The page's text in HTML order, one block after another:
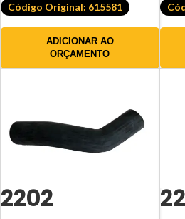
Código Original: 615581
ADICIONAR AO
ORÇAMENTO
2202